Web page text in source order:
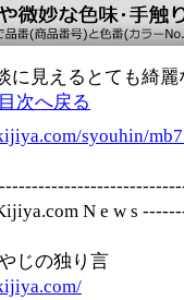
に見えるとても
次へ戻る
syouhin/
N e w s
じの独り言